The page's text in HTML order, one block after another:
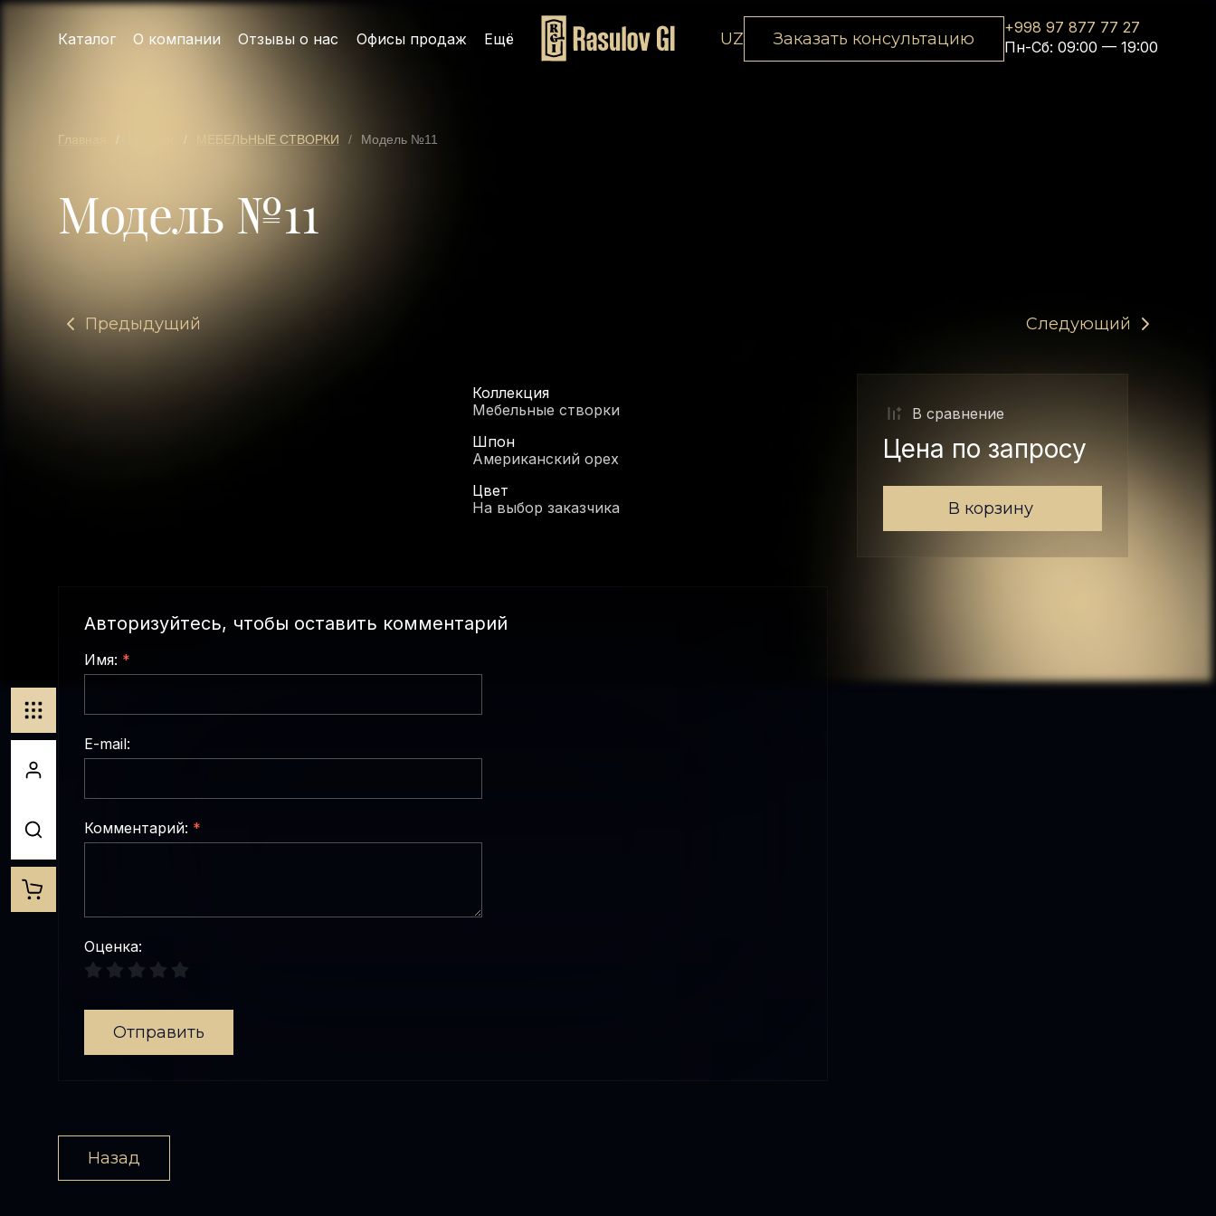
Каталог О компании Отзывы о нас Офисы продаж Ещё UZ Заказать консультацию
+998 97 877 77 27
Пн-Сб: 09:00 — 19:00
Главная / / МЕБЕЛЬНЫЕ СТВОРКИ / Модель №11
Модель №11
Предыдущий Следующий
Коллекция
Мебельные створки
Шпон
Американский орех
Цвет
На выбор заказчика
В сравнениe
Цена по запросу
В корзину
Авторизуйтесь, чтобы оставить комментарий
Имя: *
E-mail:
Комментарий: *
Оценка:
Отправить
Назад